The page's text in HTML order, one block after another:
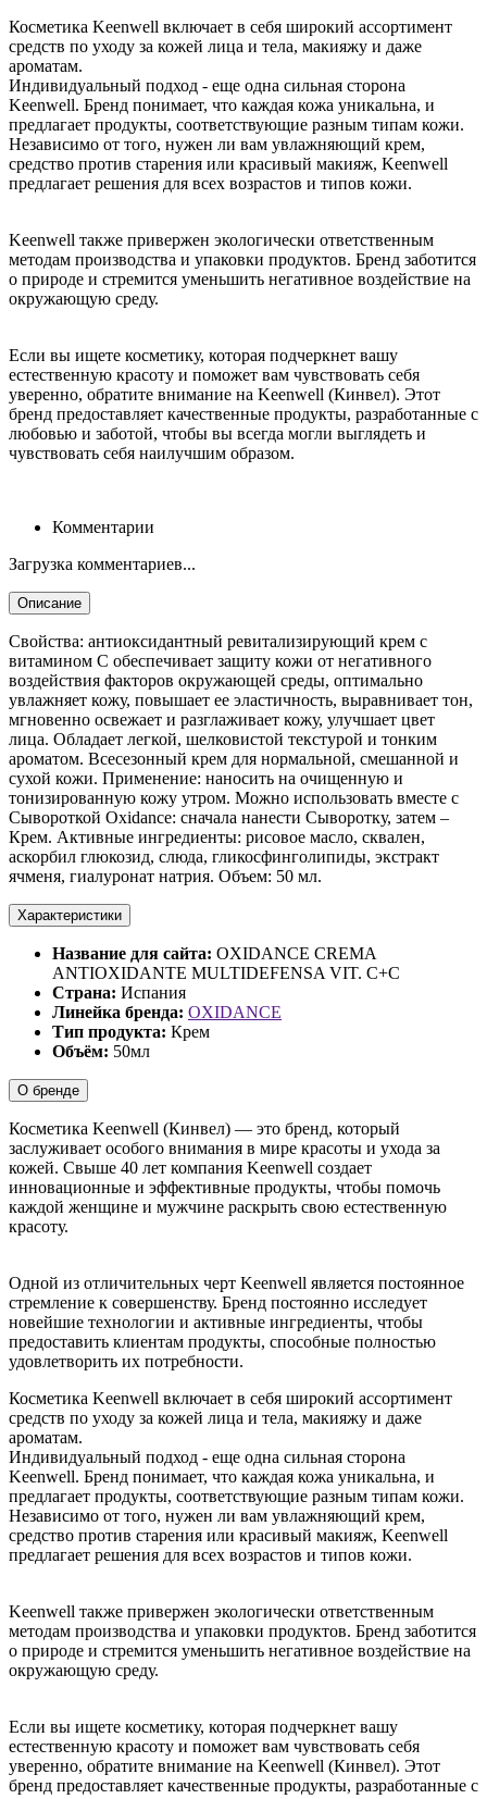
Косметика Keenwell включает в себя широкий ассортимент
средств по уходу за кожей лица и тела, макияжу и даже
ароматам.
Индивидуальный подход - еще одна сильная сторона
Keenwell. Бренд понимает, что каждая кожа уникальна, и
предлагает продукты, соответствующие разным типам кожи.
Независимо от того, нужен ли вам увлажняющий крем,
средство против старения или красивый макияж, Keenwell
предлагает решения для всех возрастов и типов кожи.
Keenwell также привержен экологически ответственным
методам производства и упаковки продуктов. Бренд заботится
о природе и стремится уменьшить негативное воздействие на
окружающую среду.
Если вы ищете косметику, которая подчеркнет вашу
естественную красоту и поможет вам чувствовать себя
уверенно, обратите внимание на Keenwell (Кинвел). Этот
бренд предоставляет качественные продукты, разработанные с
любовью и заботой, чтобы вы всегда могли выглядеть и
чувствовать себя наилучшим образом.
Комментарии
Загрузка комментариев...
Описание
Свойства: антиоксидантный ревитализирующий крем c
витамином С обеспечивает защиту кожи от негативного
воздействия факторов окружающей среды, оптимально
увлажняет кожу, повышает ее эластичность, выравнивает тон,
мгновенно освежает и разглаживает кожу, улучшает цвет
лица. Обладает легкой, шелковистой текстурой и тонким
ароматом. Всесезонный крем для нормальной, смешанной и
сухой кожи. Применение: наносить на очищенную и
тонизированную кожу утром. Можно использовать вместе с
Сывороткой Oxidance: сначала нанести Сыворотку, затем –
Крем. Активные ингредиенты: рисовое масло, сквален,
аскорбил глюкозид, слюда, гликосфинголипиды, экстракт
ячменя, гиалуронат натрия. Объем: 50 мл.
Характеристики
Название для сайта: OXIDANCE CREMA
ANTIOXIDANTE MULTIDEFENSA VIT. C+C
Страна: Испания
Линейка бренда: OXIDANCE
Тип продукта: Крем
Объём: 50мл
О бренде
Косметика Keenwell (Кинвел) — это бренд, который
заслуживает особого внимания в мире красоты и ухода за
кожей. Свыше 40 лет компания Keenwell создает
инновационные и эффективные продукты, чтобы помочь
каждой женщине и мужчине раскрыть свою естественную
красоту.
Одной из отличительных черт Keenwell является постоянное
стремление к совершенству. Бренд постоянно исследует
новейшие технологии и активные ингредиенты, чтобы
предоставить клиентам продукты, способные полностью
удовлетворить их потребности.
Косметика Keenwell включает в себя широкий ассортимент
средств по уходу за кожей лица и тела, макияжу и даже
ароматам.
Индивидуальный подход - еще одна сильная сторона
Keenwell. Бренд понимает, что каждая кожа уникальна, и
предлагает продукты, соответствующие разным типам кожи.
Независимо от того, нужен ли вам увлажняющий крем,
средство против старения или красивый макияж, Keenwell
предлагает решения для всех возрастов и типов кожи.
Keenwell также привержен экологически ответственным
методам производства и упаковки продуктов. Бренд заботится
о природе и стремится уменьшить негативное воздействие на
окружающую среду.
Если вы ищете косметику, которая подчеркнет вашу
естественную красоту и поможет вам чувствовать себя
уверенно, обратите внимание на Keenwell (Кинвел). Этот
бренд предоставляет качественные продукты, разработанные с